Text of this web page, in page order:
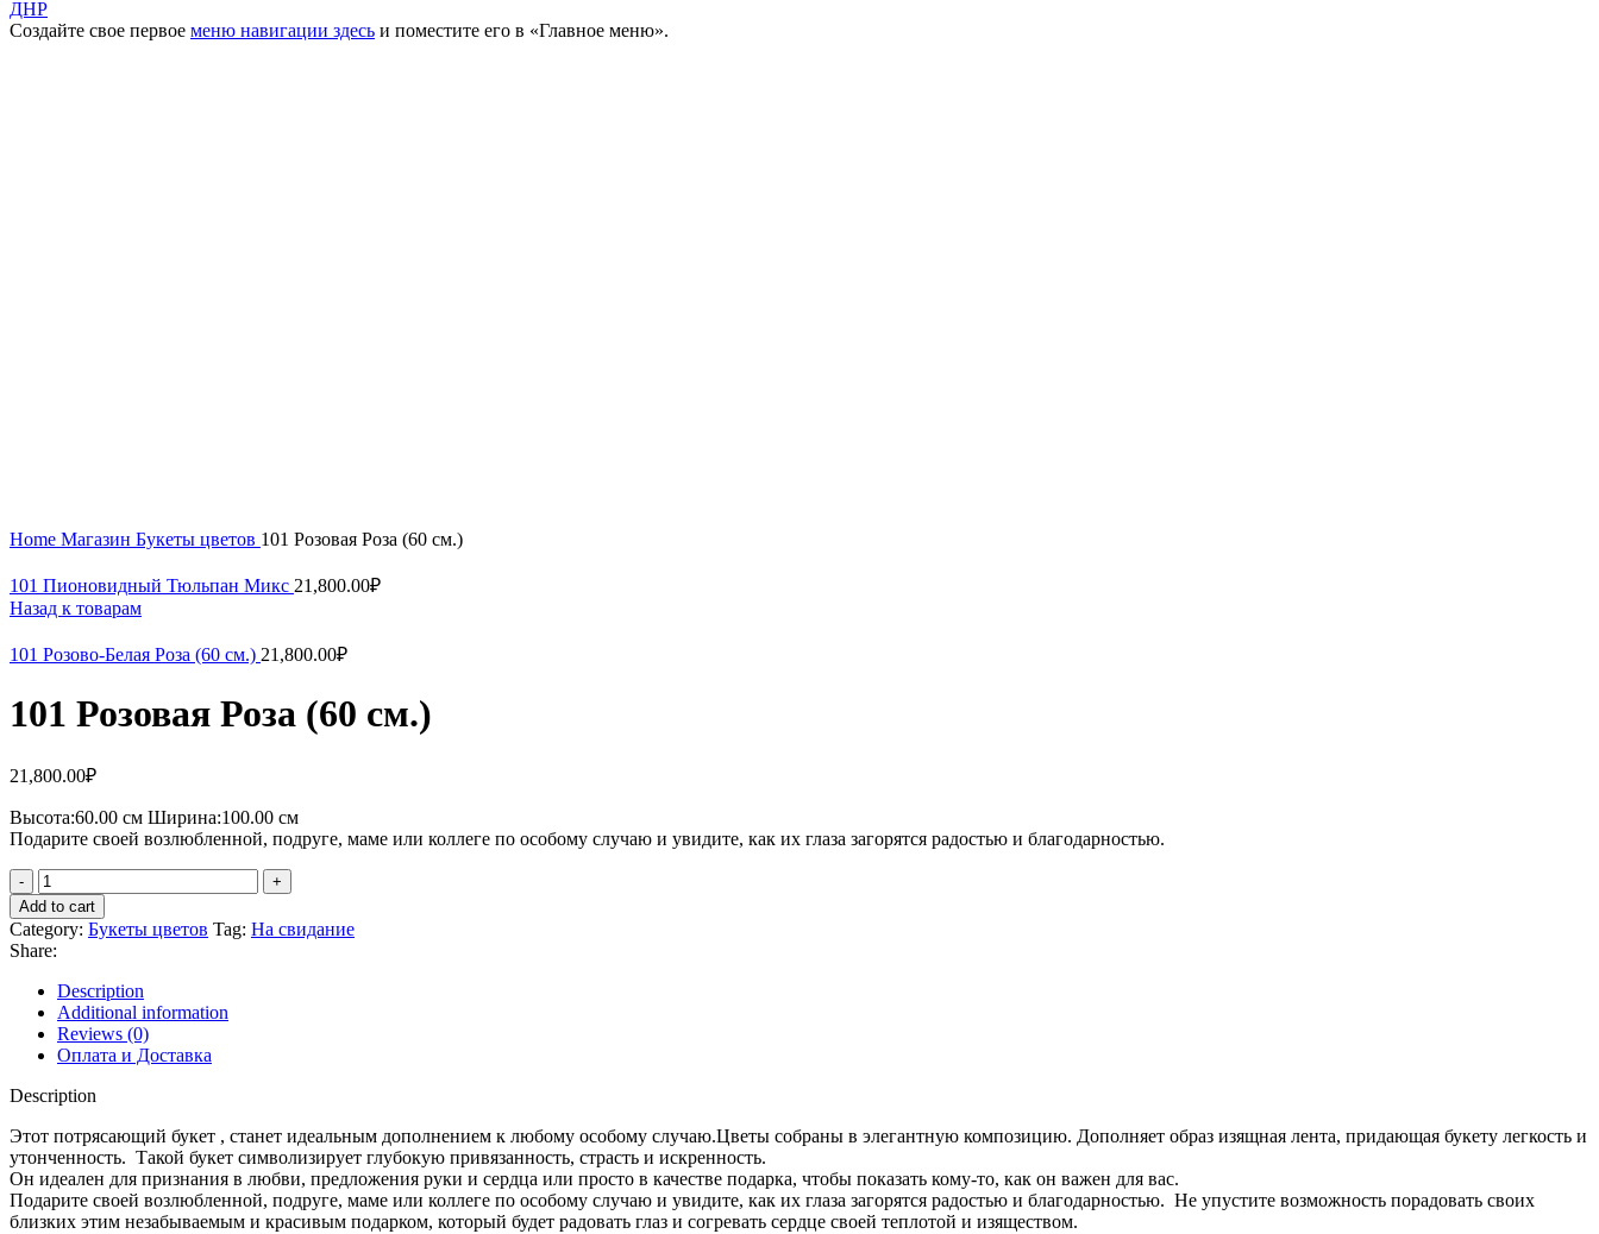
Создайте свое первое меню навигации здесь и поместите его в «Главное меню».
Home Магазин Букеты цветов 101 Розовая Роза (60 см.)
101 Пионовидный Тюльпан Микс 21,800.00₽
Назад к товарам
101 Розово-Белая Роза (60 см.) 21,800.00₽
101 Розовая Роза (60 см.)
21,800.00₽
Высота:60.00 см Ширина:100.00 см
Подарите своей возлюбленной, подруге, маме или коллеге по особому случаю и увидите, как их глаза загорятся радостью и благодарностью.
Add to cart
Category: Букеты цветов Tag: На свидание
Share:
Description
Additional information
Reviews (0)
Оплата и Доставка
Description
Этот потрясающий букет , станет идеальным дополнением к любому особому случаю.Цветы собраны в элегантную композицию. Дополняет образ изящная лента, придающая букету легкость и
утонченность. Такой букет символизирует глубокую привязанность, страсть и искренность.
Он идеален для признания в любви, предложения руки и сердца или просто в качестве подарка, чтобы показать кому-то, как он важен для вас.
Подарите своей возлюбленной, подруге, маме или коллеге по особому случаю и увидите, как их глаза загорятся радостью и благодарностью. Не упустите возможность порадовать своих
близких этим незабываемым и красивым подарком, который будет радовать глаз и согревать сердце своей теплотой и изяществом.